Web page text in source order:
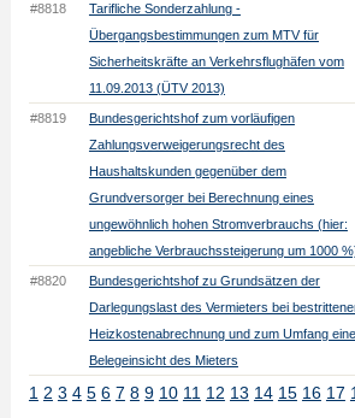
#8818
Tarifliche Sonderzahlung -
Übergangsbestimmungen zum MTV für
Sicherheitskräfte an Verkehrsflughäfen vom
11.09.2013 (ÜTV 2013)
#8819
Bundesgerichtshof zum vorläufigen
Zahlungsverweigerungsrecht des
Haushaltskunden gegenüber dem
Grundversorger bei Berechnung eines
ungewöhnlich hohen Stromverbrauchs (hier:
angebliche Verbrauchssteigerung um 1000
#8820
Bundesgerichtshof zu Grundsätzen der
Darlegungslast des Vermieters bei
Heizkostenabrechnung und zum Umfang
Belegeinsicht des Mieters
1 2 3 4 5 6 7 8 9 10 11 12 13 14 15 16 17